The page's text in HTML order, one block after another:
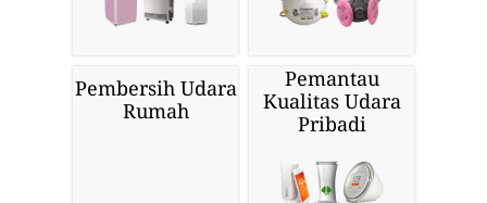
Pembersih Udara
Rumah
Pemantau
Kualitas Udara
Pribadi